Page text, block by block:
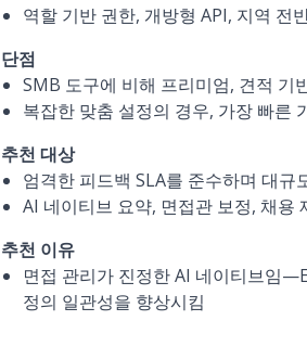
역할 기반 권한, 개방형 API, 지역 전
단점
SMB 도구에 비해 프리미엄, 견적 기
복잡한 맞춤 설정의 경우, 가장 빠른
추천 대상
엄격한 피드백 SLA를 준수하며 대
AI 네이티브 요약, 면접관 보정, 채용
추천 이유
면접 관리가 진정한 AI 네이티브임
정의 일관성을 향상시킴